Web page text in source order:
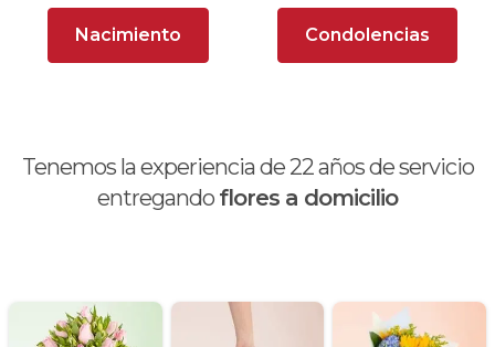
Nacimiento Condolencias
Tenemos la experiencia de 22años de servicio
entregando flores a domicilio
Día de la madre
Flores y Regalos de Navidad